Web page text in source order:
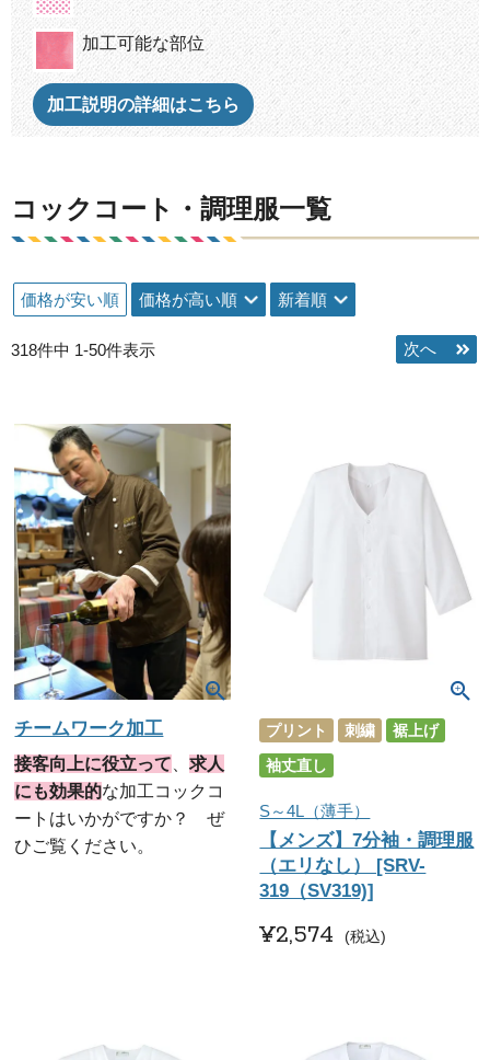
加工可能な部位
加工説明の詳細はこちら
コックコート・調理服一覧
価格が安い順 価格が高い順 新着順
318件中 1-50件表示
チームワーク加工
接客向上に役立って 、求人
にも効果的な加工コックコ
ートはいかがですか？ ぜ
ひご覧ください。
プリント 刺繍
裾上げ
袖丈直し
S～4L（薄手）
【メンズ】7分袖・調理服
（エリなし） [SRV-
319（SV319)]
¥2,574 税込